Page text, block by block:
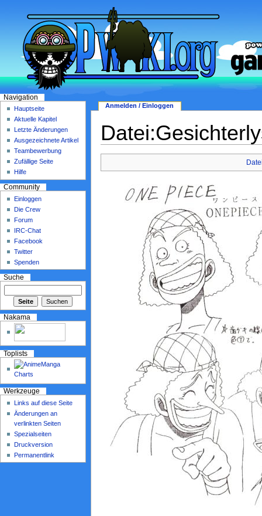
Anmelden / Einloggen
Navigation
Hauptseite
Aktuelle Kapitel
Letzte Änderungen
Ausgezeichnete Artikel
Teambewerbung
Zufällige Seite
Hilfe
Community
Einloggen
Die Crew
Forum
IRC-Chat
Facebook
Twitter
Spenden
Suche
Nakama
Toplists
Werkzeuge
Links auf diese Seite
Änderungen an
verlinkten Seiten
Spezialseiten
Druckversion
Permanentlink